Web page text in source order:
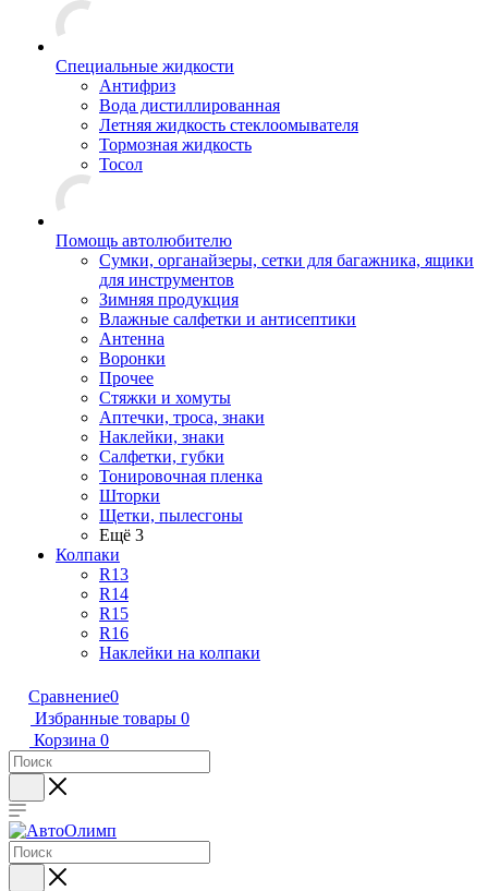
Специальные жидкости
Антифриз
Вода дистиллированная
Летняя жидкость стеклоомывателя
Тормозная жидкость
Тосол
Помощь автолюбителю
Сумки, органайзеры, сетки для багажника, ящики
для инструментов
Зимняя продукция
Влажные салфетки и антисептики
Антенна
Воронки
Прочее
Стяжки и хомуты
Аптечки, троса, знаки
Наклейки, знаки
Салфетки, губки
Тонировочная пленка
Шторки
Щетки, пылесгоны
Ещё 3
Колпаки
R13
R14
R15
R16
Наклейки на колпаки
Сравнение0
Избранные товары 0
Корзина 0